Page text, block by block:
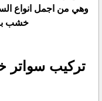
وهي من اجمل انواع
خشب
تركيب سواتر